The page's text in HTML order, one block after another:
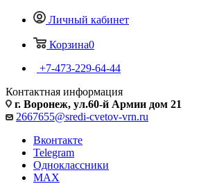
Личный кабинет
Корзина0
+7-473-229-64-44
Контактная информация
г. Воронеж, ул.60-й Армии дом 21
2667655@sredi-cvetov-vrn.ru
Вконтакте
Telegram
Одноклассники
MAX